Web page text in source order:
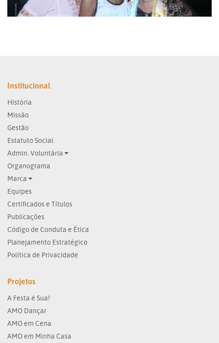
Institucional
História
Missão
Gestão
Estatuto Social
Admin. Voluntária
Organograma
Marca
Equipes
Certificados e Títulos
Publicações
Código de Conduta e Ética
Planejamento Estratégico
Política de Privacidade
Projetos
A Festa é Sua!
AMO Dançar
AMO em Cena
AMO em Minha Casa